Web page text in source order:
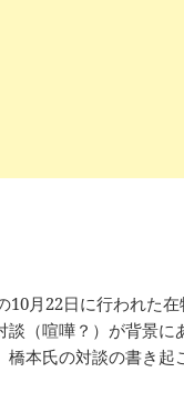
10月22日に行われた
談（喧嘩？）が背景に
橋本氏の対談の書き起